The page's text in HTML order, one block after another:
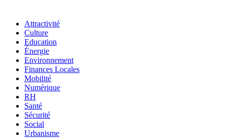
Attractivité
Culture
Education
Énergie
Environnement
Finances Locales
Mobilité
Numérique
RH
Santé
Sécurité
Social
Urbanisme